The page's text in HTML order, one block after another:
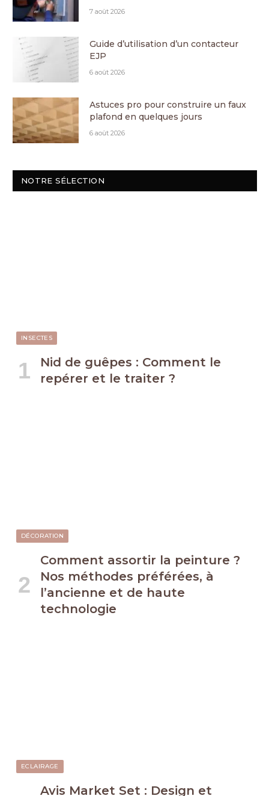
7 août 2026
Guide d’utilisation d’un contacteur
EJP
6 août 2026
Astuces pro pour construire un faux
plafond en quelques jours
6 août 2026
NOTRE SÉLECTION
INSECTES
Nid de guêpes : Comment le
repérer et le traiter ?
DÉCORATION
Comment assortir la peinture ?
Nos méthodes préférées, à
l’ancienne et de haute
technologie
ECLAIRAGE
Avis Market Set : Design et